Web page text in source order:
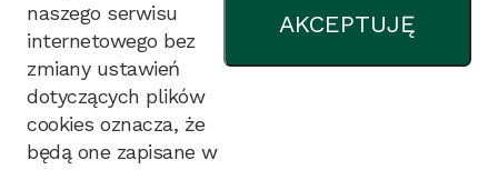
Cyberbezpieczeństwo
Dane kontaktowe:
tel.: 61 285 23 41 do 47
naszego serwisu
internetowego bez
zmiany ustawień
dotyczących plików
cookies oznacza, że
będą one zapisane w
AKCEPTUJĘ